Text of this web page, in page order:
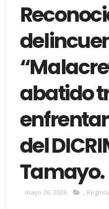
abatido
del
Tamayo.
mayo 26, 2026 ,